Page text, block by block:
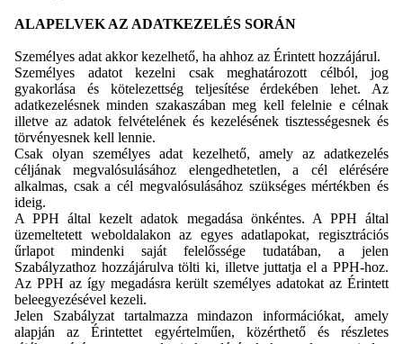
ALAPELVEK AZ ADATKEZELÉS SORÁN
Személyes adat akkor kezelhető, ha ahhoz az Érintett hozzájárul.
Személyes adatot kezelni csak meghatározott célból, jog
gyakorlása és kötelezettség teljesítése érdekében lehet. Az
adatkezelésnek minden szakaszában meg kell felelnie e célnak
illetve az adatok felvételének és kezelésének tisztességesnek és
törvényesnek kell lennie.
Csak olyan személyes adat kezelhető, amely az adatkezelés
céljának megvalósulásához elengedhetetlen, a cél elérésére
alkalmas, csak a cél megvalósulásához szükséges mértékben és
ideig.
A PPH által kezelt adatok megadása önkéntes. A PPH által
üzemeltetett weboldalakon az egyes adatlapokat, regisztrációs
űrlapot mindenki saját felelőssége tudatában, a jelen
Szabályzathoz hozzájárulva tölti ki, illetve juttatja el a PPH-hoz.
Az PPH az így megadásra került személyes adatokat az Érintett
beleegyezésével kezeli.
Jelen Szabályzat tartalmazza mindazon információkat, amely
alapján az Érintettet egyértelműen, közérthető és részletes